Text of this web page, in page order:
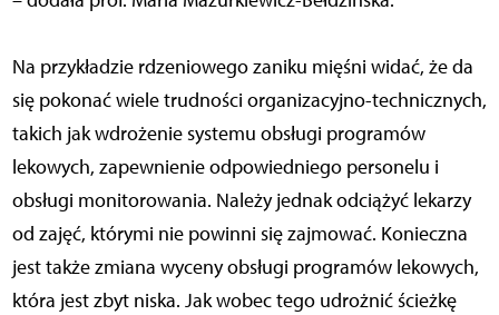
Na przykładzie rdzeniowego zaniku mięśni widać, że da
się pokonać wiele trudności organizacyjno-technicznych,
takich jak wdrożenie systemu obsługi programów
lekowych, zapewnienie odpowiedniego personelu i
obsługi monitorowania. Należy jednak odciążyć lekarzy
od zajęć, którymi nie powinni się zajmować. Konieczna
jest także zmiana wyceny obsługi programów lekowych,
która jest zbyt niska. Jak wobec tego udrożnić ścieżkę